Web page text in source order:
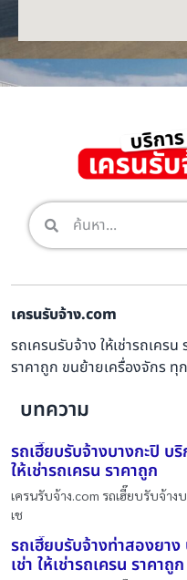
เครนรับจ้าง.com
รถเครนรับจ้าง ให้เช่ารถเคร
ราคาถูก ขนย้ายเครื่องจักร ทุ
บทความ
รถเฮี๊ยบรับจ้างบางกะปิ บริ
ให้เช่ารถเครน ราคาถูก
เครนรับจ้าง.com รถเฮี๊ยบรับจ้าง
เช
รถเฮี๊ยบรับจ้างท่าสองยาง
เช่า ให้เช่ารถเครน ราคาถูก